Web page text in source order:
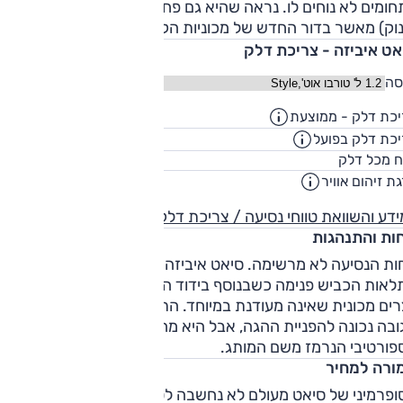
לא נוחים לו. נראה שהיא גם פחות מעודנת (בייחוד
מאשר בדור החדש של מכוניות הקבוצה. צריכת הדלק
איביזה - צריכת דלק
דלק - ממוצעת
דלק בפועל
מכל דלק
זיהום אוויר
והשוואת טווחי נסיעה / צריכת דלק
והתנהגות
הכביש פנימה כשבנוסף בידוד הרעשים (כביש, רוח ומנוע)
מכונית שאינה מעודנת במיוחד. התנהגות הכביש טובה עם
נכונה להפניית ההגה, אבל היא מחסירה את הניחוח
הנרמז משם המותג.
למחיר
של סיאט מעולם לא נחשבה לטובה בקבוצתה, ובגילה